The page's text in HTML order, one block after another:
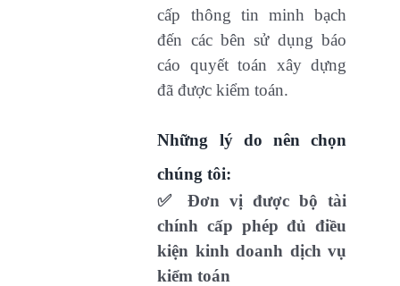
cấp thông tin minh bạch
đến các bên sử dụng báo
cáo quyết toán xây dựng
đã được kiểm toán.
Những lý do nên chọn
chúng tôi:
✅ Đơn vị được bộ tài
chính cấp phép đủ điều
kiện kinh doanh dịch vụ
kiểm toán